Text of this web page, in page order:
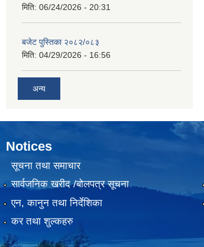
मिति: 06/24/2026 - 20:31
बजेट पुस्तिका २०८२/०८३
मिति: 04/29/2026 - 16:56
अन्य
Notices
सूचना तथा समाचार
सार्वजनिक खरीद /बोलपत्र सूचना
एन, कानुन तथा निर्देशिका
कर तथा शुल्कहरु